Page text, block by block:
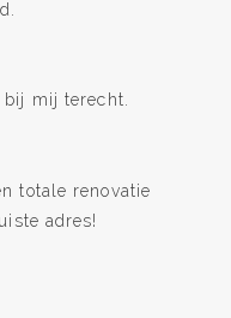
bij mij terecht.
totale renovatie
adres!